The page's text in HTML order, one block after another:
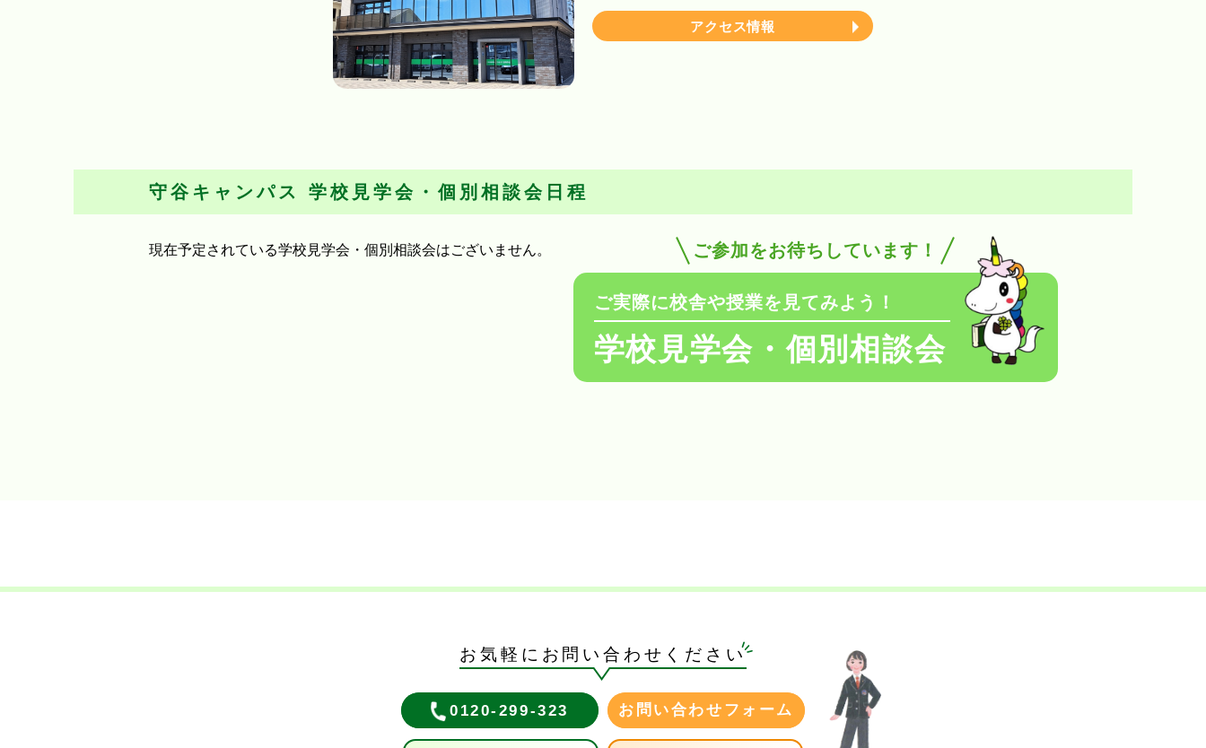
アクセス情報
守谷キャンパス 学校見学会・個別相談会日程
現在予定されている学校見学会・個別相談会はございません。 ご参加をお待ちしています！
ご実際に校舎や授業を見てみよう！
学校見学会・個別相談会
お気軽にお問い合わせください
0120-299-323 お問い合わせフォーム